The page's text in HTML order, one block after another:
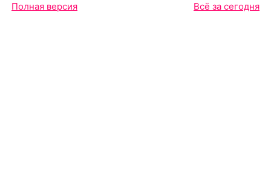
Полная версия Всё за сегодня